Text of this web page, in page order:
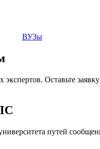
ВУЗы
Оставьте
путей